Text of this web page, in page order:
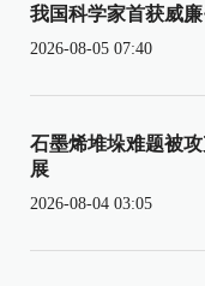
我国科学家首获威
2026-08-05 07:40
石墨烯堆垛难题被
展
2026-08-04 03:05